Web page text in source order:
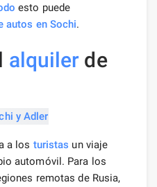
esto puede
autos en Sochi.
alquiler de
a los turistas un viaje
automóvil. Para los
remotas de Rusia,